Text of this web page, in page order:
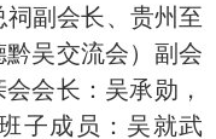
副会长、贵州至
吴交流会）副会
会长：吴承勋，
子成员：吴就武